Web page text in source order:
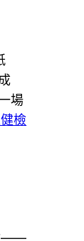
場
檢
——